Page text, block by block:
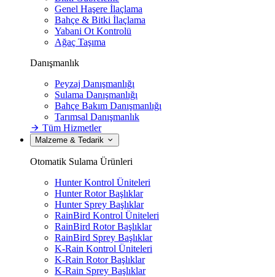
Genel Haşere İlaçlama
Bahçe & Bitki İlaçlama
Yabani Ot Kontrolü
Ağaç Taşıma
Danışmanlık
Peyzaj Danışmanlığı
Sulama Danışmanlığı
Bahçe Bakım Danışmanlığı
Tarımsal Danışmanlık
Tüm Hizmetler
Malzeme & Tedarik
Otomatik Sulama Ürünleri
Hunter Kontrol Üniteleri
Hunter Rotor Başlıklar
Hunter Sprey Başlıklar
RainBird Kontrol Üniteleri
RainBird Rotor Başlıklar
RainBird Sprey Başlıklar
K-Rain Kontrol Üniteleri
K-Rain Rotor Başlıklar
K-Rain Sprey Başlıklar